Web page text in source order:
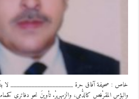
خاص : صحيفة آفاق حرة _____________________ لا بدّ
والبؤسِ المقرْفصِ كالدُّمى، والزمهريرْ. تأوينَ نحو دفاتري